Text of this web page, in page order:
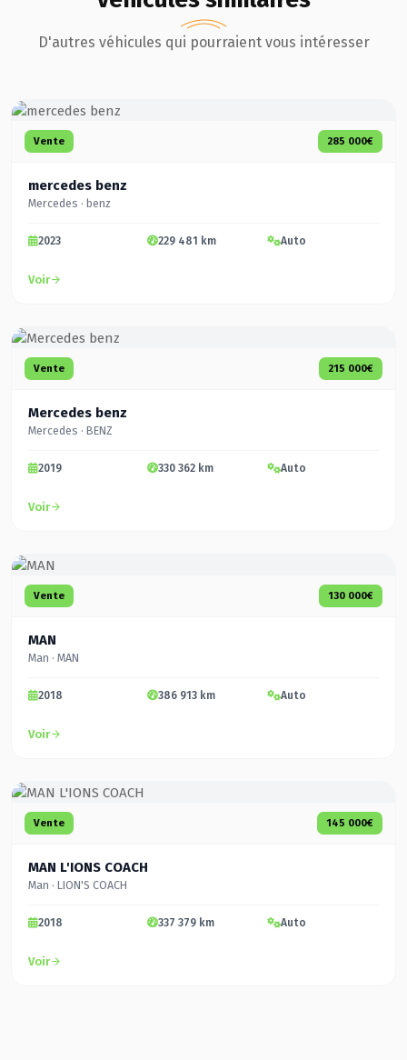
D'autres véhicules qui pourraient vous intéresser
Vente 285 000€
mercedes benz
Mercedes · benz
2023 229 481 km Auto
Voir
Vente 215 000€
Mercedes benz
Mercedes · BENZ
2019 330 362 km Auto
Voir
Vente 130 000€
MAN
Man · MAN
2018 386 913 km Auto
Voir
Vente 145 000€
MAN L'IONS COACH
Man · LION'S COACH
2018 337 379 km Auto
Voir